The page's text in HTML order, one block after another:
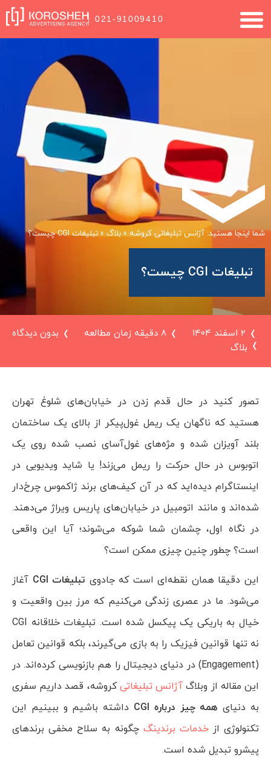
021-91009410
شما اینجا هستید: آژانس تبلیغاتی کروشه » بلاگ » تبلیغات CGI چیست؟
تبلیغات CGI چیست؟
۲ اسفند ۱۴۰۴ 8 دقیقه زمان مطالعه
بدون دیدگاه
بلاگ
تصور کنید در حال قدم زدن در خیابان‌های شلوغ تهران
هستید که ناگهان یک ریمل غول‌پیکر از بالای یک ساختمان
بلند آویزان شده و مژه‌های غول‌آسای نصب شده روی یک
اتوبوس در حال حرکت را ریمل می‌زند! یا شاید ویدیویی در
اینستاگرام دیده‌اید که در آن کیف‌های برند ژاکموس چرخ‌دار
شده‌اند و مانند اتومبیل در خیابان‌های پاریس ویراژ می‌دهند.
در نگاه اول، چشمان شما شوکه می‌شوند؛ آیا این واقعی
است؟ چطور چنین چیزی ممکن است؟
این دقیقا همان نقطه‌ای است که جادوی تبلیغات CGI آغاز
می‌شود. ما در عصری زندگی می‌کنیم که مرز بین واقعیت و
خیال به باریکی یک پیکسل شده است. تبلیغات خلاقانه CGI
نه تنها قوانین فیزیک را به بازی می‌گیرند، بلکه قوانین تعامل
(Engagement) در دنیای دیجیتال را هم بازنویسی کرده‌اند. در
این مقاله از وبلاگ آژانس تبلیغاتیکروشه، قصد داریم سفری
به دنیای همه چیز درباره CGI داشته باشیم و ببینیم این
تکنولوژی ازخدمات برندینگ چگونه به سلاح مخفی برندهای
پیشرو تبدیل شده است.